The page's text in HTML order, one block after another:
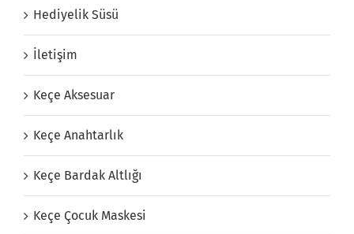
Hediyelik Süsü
İletişim
Keçe Aksesuar
Keçe Anahtarlık
Keçe Bardak Altlığı
Keçe Çocuk Maskesi